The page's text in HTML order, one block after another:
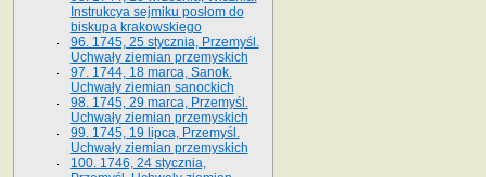
Instrukcya sejmiku posłom do
biskupa krakowskiego
96. 1745, 25 stycznia, Przemyśl.
Uchwały ziemian przemyskich
97. 1744, 18 marca, Sanok.
Uchwały ziemian sanockich
98. 1745, 29 marca, Przemyśl.
Uchwały ziemian przemyskich
99. 1745, 19 lipca, Przemyśl.
Uchwały ziemian przemyskich
100. 1746, 24 stycznia,